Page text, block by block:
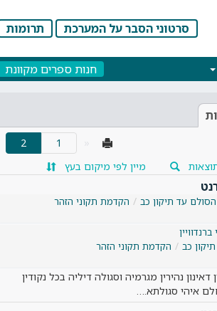
סרטוני הסבר על המערכת תרומות
חנות ספרים מקוונת
2
מיין לפי מיקום בעץ
עד תיקון כב
הקדמת תקוני הזהר
כב
הקדמת תקוני הזהר
דאינון נהירין מגרמיה וסגולה דיליה בכל נקודין
איהי סגולתא.…